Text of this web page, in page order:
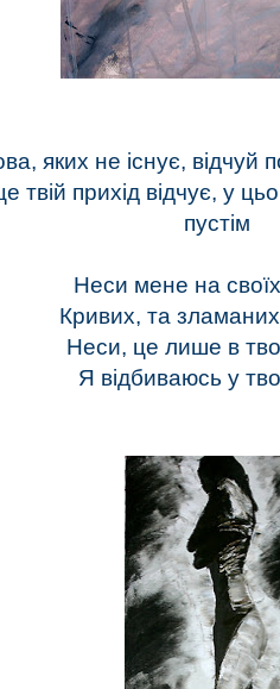
яких не існує, відчуй
твій прихід відчує, у
пустім
Неси мене на
Кривих, та
Неси, це лише в
Я відбиваюсь у